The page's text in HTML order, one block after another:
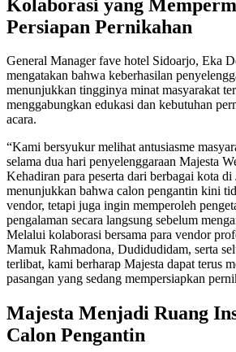
Kolaborasi yang
Persiapan Pernikahan
General Manager fave hotel Sidoarjo, Eka
mengatakan bahwa keberhasilan
menunjukkan tingginya minat masyarakat
menggabungkan edukasi dan kebutuhan
acara.
“Kami bersyukur melihat antusiasme
selama dua hari penyelenggaraan Majesta
Kehadiran para peserta dari berbagai kota
menunjukkan bahwa calon pengantin kini
vendor, tetapi juga ingin memperoleh
pengalaman secara langsung sebelum
Melalui kolaborasi bersama para vendor
Mamuk Rahmadona, Dudidudidam, serta
terlibat, kami berharap Majesta dapat terus
pasangan yang sedang mempersiapkan
Majesta Menjadi Ruang
Calon Pengantin